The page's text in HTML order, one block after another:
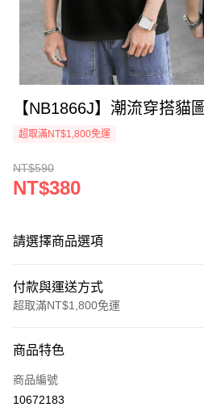
【NB1866J】潮流穿搭貓
超取滿NT$1,800免運
NT$590
NT$380
請選擇商品選項
付款與運送方式
超取滿NT$1,800免運
信用卡一次付款
超商取貨付款
商品特色
商品編號
10672183